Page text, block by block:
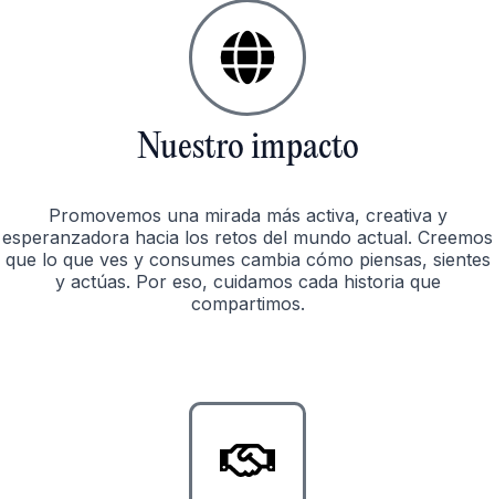
Nuestro impacto
Promovemos una mirada más activa, creativa y
esperanzadora hacia los retos del mundo actual. Creemos
que lo que ves y consumes cambia cómo piensas, sientes
y actúas. Por eso, cuidamos cada historia que
compartimos.